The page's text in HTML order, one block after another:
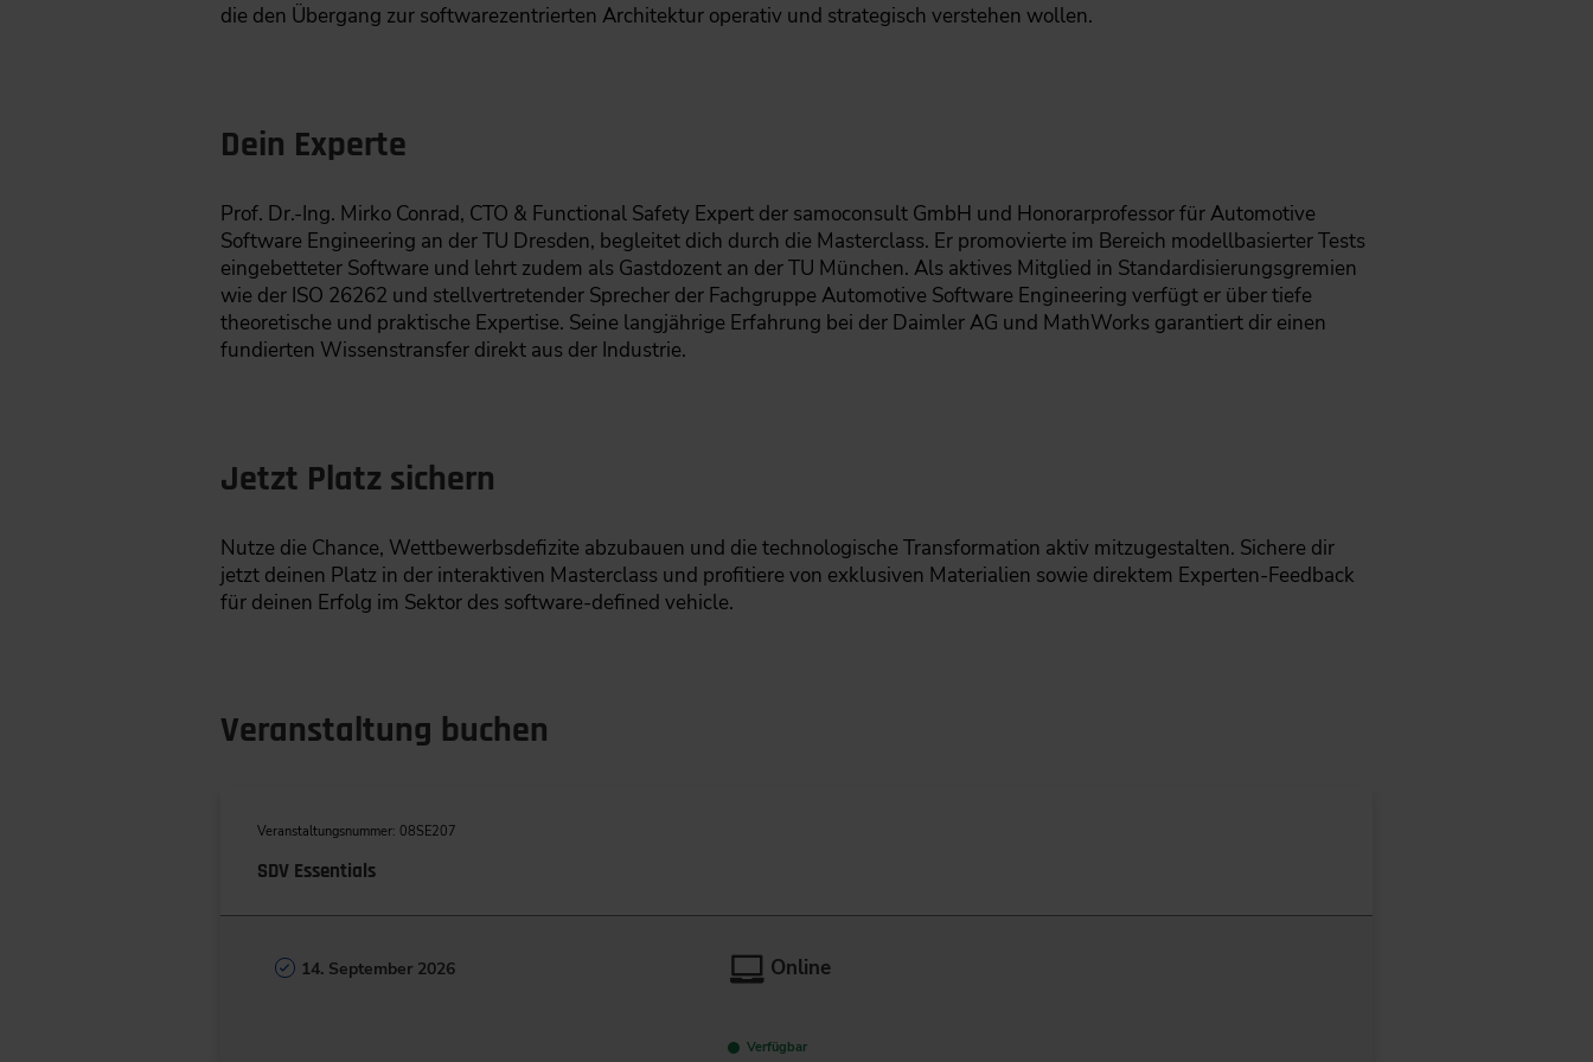
die den Übergang zur softwarezentrierten Architektur operativ und strategisch verstehen wollen.
Dein Experte
Prof. Dr.-Ing. Mirko Conrad, CTO & Functional Safety Expert der samoconsult GmbH und Honorarprofessor für Automotive
Software Engineering an der TU Dresden, begleitet dich durch die Masterclass. Er promovierte im Bereich modellbasierter Tests
eingebetteter Software und lehrt zudem als Gastdozent an der TU München. Als aktives Mitglied in Standardisierungsgremien
wie der ISO 26262 und stellvertretender Sprecher der Fachgruppe Automotive Software Engineering verfügt er über tiefe
theoretische und praktische Expertise. Seine langjährige Erfahrung bei der Daimler AG und MathWorks garantiert dir einen
fundierten Wissenstransfer direkt aus der Industrie.
Jetzt Platz sichern
Nutze die Chance, Wettbewerbsdefizite abzubauen und die technologische Transformation aktiv mitzugestalten. Sichere dir
jetzt deinen Platz in der interaktiven Masterclass und profitiere von exklusiven Materialien sowie direktem Experten-Feedback
für deinen Erfolg im Sektor des software-defined vehicle.
Veranstaltung buchen
Veranstaltungsnummer: 08SE207
SDV Essentials
14. September 2026 Online
Verfügbar